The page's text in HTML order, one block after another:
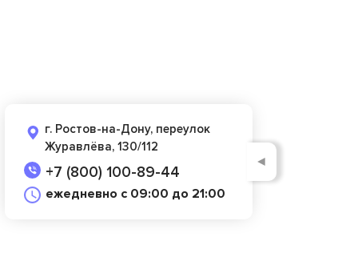
г. Ростов-на-Дону, переулок
Журавлёва, 130/112
+7 (800) 100-89-44
ежедневно с 09:00 до 21:00
◄